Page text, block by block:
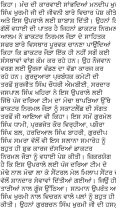
ਕਿਹਾ। ਮੰਚ ਦੀ ਕਾਰਵਾਈ ਸਾਂਭਦਿਆਂ ਮਨਦੀਪ
ਸਿੰਘ ਖੁਰਮੀ ਜੀ ਦੀ ਜੀਵਨੀ ਬਾਰੇ ਵਿਚਾਰ ਪੇਸ਼
ਅਤੇ ਇਸ ਉਪਰਾਲੇ ਲਈ ਸ਼ਾਬਾਸ਼ ਦਿੱਤੀ। ਉਹਨਾਂ
ਗੱਲੋਂ ਵਧਾਈ ਦੀ ਪਾਤਰ ਹੈ ਜਿਹਨਾਂ ਡਾਕਟਰ
ਆਲਮ ਨੇ ਡਾਕਟਰ ਨਿਰਮਲ ਜੌੜਾ ਦੇ ਸਾਹਿਤਕ
ਸਫਰ ਬਾਰੇ ਵਿਸਥਾਰ ਪੂਰਵਕ ਚਾਨਣਾ ਪਾਉਂਦਿਆਂ
ਕਿਹਾ ਕਿ ਡਾਕਟਰ ਜੌੜਾ ਇੱਕ ਹੀ ਨਹੀਂ ਸਗੋਂ ਕਈ
ਸੰਸਥਾਵਾਂ ਵਾਂਗ ਕੰਮ ਕਰ ਰਹੇ ਹਨ। ਉਹ ਨੌਜਵਾਨ
ਵਰਗ ਲਈ ਊਰਜਾ ਵੰਡਣ ਦਾ ਵੱਡਾ ਕਾਰਜ ਕਰ
ਰਹੇ ਹਨ। ਗੁਰਦੁਆਰਾ ਪ੍ਰਬੰਧਕ ਕਮੇਟੀ ਦੀ
ਤਰਫੋਂ ਸੁਰਜੀਤ ਸਿੰਘ ਚੌਧਰੀ ਐਮਬੀਈ, ਸਰਦਾਰ
ਜਸਪਾਲ ਸਿੰਘ ਖਹਿਰਾ ਨੇ ਇਸ ਉਪਰਾਲੇ ਲਈ
ਜਿੱਥੇ ਪੰਜ ਦਰਿਆ ਟੀਮ ਦਾ ਮੋਢਾ ਥਾਪੜਿਆ ਉੱਥੇ
ਡਾਕਟਰ ਨਿਰਮਲ ਜੌੜਾ ਨੂੰ ਸਕਾਟਲੈਂਡ ਦੀ ਸੰਗਤ
ਤਰਫੋਂ ਜੀ ਆਇਆ ਵੀ ਕਿਹਾ। ਇਸ ਸਮੇਂ ਗੁਰਮੇਲ
ਸਿੰਘ ਧਾਮੀ, ਪ੍ਰਭਜੋਤ ਕੌਰ ਵਿਰ੍ਹੀਆ, ਪਸ਼ੌਰਾ
ਸਿੰਘ ਬਲ, ਹਰਦਿਆਲ ਸਿੰਘ ਬਾਹਰੀ, ਗੁਰਦੀਪ
ਸਿੰਘ ਸਮਰਾ ਵੱਲੋਂ ਵੀ ਇਸ ਸਲਾਨਾ ਸਮਾਰੋਹ ਨੂੰ
ਬਹੁਤ ਹੀ ਸ਼ੁਭ ਕਾਰਜ ਦੱਸਦਿਆਂ ਡਾਕਟਰ
ਨਿਰਮਲ ਜੌੜਾ ਨੂੰ ਵਧਾਈ ਪੇਸ਼ ਕੀਤੀ। ਜ਼ਿਕਰਯੋਗ
ਹੈ ਕਿ ਇਸ ਉਪਰਾਲੇ ਲਈ ਪੰਜ ਦਰਿਆ ਟੀਮ ਦੇ
ਮੋਢੇ ਨਾਲ ਮੋਢਾ ਲਾ ਕੇ ਸੈਂਟਰਲ ਮੇਲ ਮਿਲਾਪ
ਵੱਲੋਂ ਸ਼ਾਨਦਾਰ ਸੇਵਾਵਾਂ ਦਿੱਤੀਆਂ ਗਈਆਂ। ਜਿਉਂ
ਤਾੜੀਆਂ ਨਾਲ ਗੂੰਜ ਉੱਠਿਆ। ਸਨਮਾਨ ਉਪਰੰਤ
ਸਿੰਘ ਖੁਰਮੀ ਨਾਲ ਵਿਚਰਨ ਵਾਲੇ ਪਲਾਂ ਨੂੰ ਬਹੁਤ
ਕੀਤੀ। ਉਹਨਾਂ ਗੁਰਬਚਨ ਸਿੰਘ ਖੁਰਮੀ ਜੀ ਦੀ